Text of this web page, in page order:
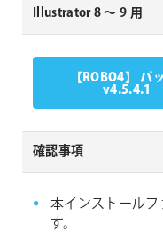
Illustrator 8 〜 9 用
【ROBO4】
v4.5.4.1
確認事項
本インストール
す。